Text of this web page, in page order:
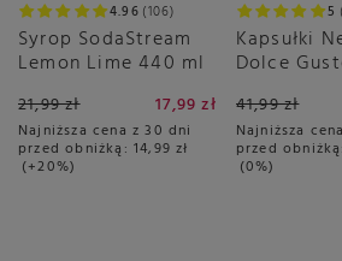
4.96 106
Syrop SodaStream
Lemon Lime 440 ml
21,99 zł 17,99 zł
Najniższa cena z 30 dni
przed obniżką: 14,99 zł
+20%
5
Kapsułki
Dolce
41,99 zł
Najniższa
przed obniżką:
0%